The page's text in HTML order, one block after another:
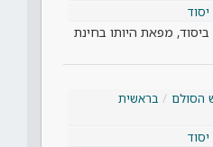
יסוד
ביסוד, מפאת היותו בחינת
הסולם
בראשית
יסוד